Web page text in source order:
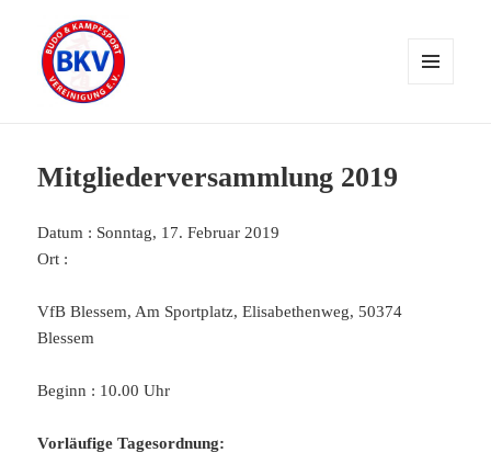
Mitgliederversammlung 2019
Datum : Sonntag, 17. Februar 2019
Ort :
VfB Blessem, Am Sportplatz, Elisabethenweg, 50374
Blessem
Beginn : 10.00 Uhr
Vorläufige Tagesordnung: